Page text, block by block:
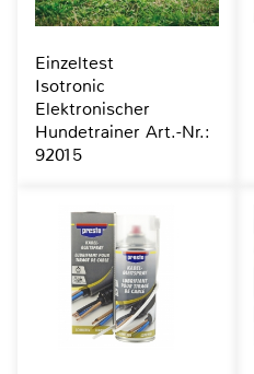
Einzeltest
Isotronic
Elektronischer
Hundetrainer Art.-Nr.:
92015